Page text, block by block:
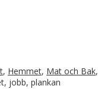
, Hemmet, Mat och Bak,
, jobb, plankan